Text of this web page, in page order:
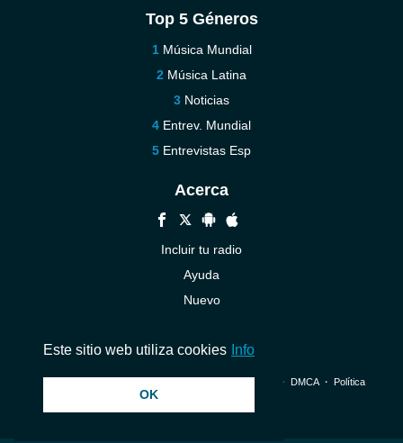
Top 5 Géneros
Música Mundial
Música Latina
Noticias
Entrev. Mundial
Entrevistas Esp
Acerca
Incluir tu radio
Ayuda
Nuevo
© 2026 InstantAudio. Reservados todos los derechos. ・ DMCA・ Política
Este sitio web utiliza cookies Info
OK